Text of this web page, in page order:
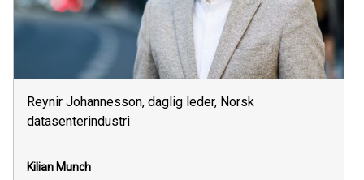
Reynir Johannesson, daglig leder, Norsk
datasenterindustri
Kilian Munch